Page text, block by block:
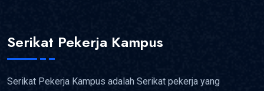
Serikat Pekerja Kampus
Serikat Pekerja Kampus adalah Serikat pekerja yang